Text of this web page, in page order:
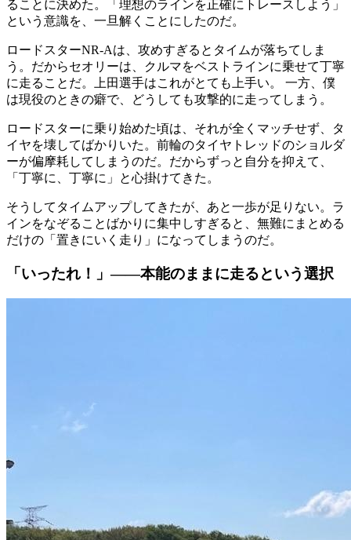
ることに決めた。「理想のラインを正確にトレースしよう」
という意識を、一旦解くことにしたのだ。
ロードスターNR-Aは、攻めすぎるとタイムが落ちてしま
う。だからセオリーは、クルマをベストラインに乗せて丁寧
に走ることだ。上田選手はこれがとても上手い。 一方、僕
は現役のときの癖で、どうしても攻撃的に走ってしまう。
ロードスターに乗り始めた頃は、それが全くマッチせず、タ
イヤを壊してばかりいた。前輪のタイヤトレッドのショルダ
ーが偏摩耗してしまうのだ。だからずっと自分を抑えて、
「丁寧に、丁寧に」と心掛けてきた。
そうしてタイムアップしてきたが、あと一歩が足りない。ラ
インをなぞることばかりに集中しすぎると、無難にまとめる
だけの「置きにいく走り」になってしまうのだ。
「いったれ！」——本能のままに走るという選択